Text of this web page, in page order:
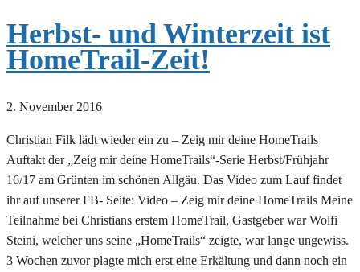
Herbst- und Winterzeit ist
HomeTrail-Zeit!
2. November 2016
Christian Filk lädt wieder ein zu – Zeig mir deine HomeTrails
Auftakt der „Zeig mir deine HomeTrails“-Serie Herbst/Frühjahr
16/17 am Grünten im schönen Allgäu. Das Video zum Lauf findet
ihr auf unserer FB- Seite: Video – Zeig mir deine HomeTrails Meine
Teilnahme bei Christians erstem HomeTrail, Gastgeber war Wolfi
Steini, welcher uns seine „HomeTrails“ zeigte, war lange ungewiss.
3 Wochen zuvor plagte mich erst eine Erkältung und dann noch ein